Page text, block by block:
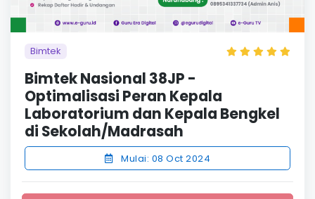
Bimtek
Bimtek Nasional 38JP -
Optimalisasi Peran Kepala
Laboratorium dan Kepala Bengkel
di Sekolah/Madrasah
Mulai: 08 Oct 2024